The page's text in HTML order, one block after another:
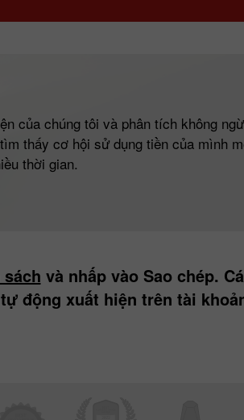
của chúng tôi và phân tích không
thấy cơ hội sử dụng tiền của mình
thời gian.
và nhấp vào Sao chép.
động xuất hiện trên tài